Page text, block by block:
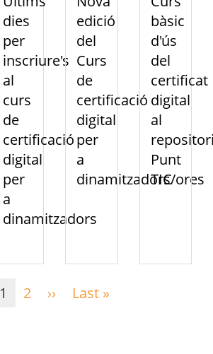
dies
per
inscriure's
al
curs
de
certificació
digital
per
a
dinamitzadors
edició
del
Curs
de
certificació
digital
per
a
dinamitzadors/ores
bàsic
d'ús
del
certificat
digital
al
Punt
TIC
1 2 ›› Pàgina
Last »